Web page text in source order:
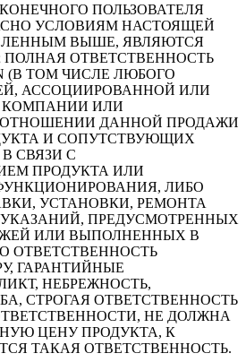
ПОЛЬЗОВАТЕЛЯ
УСЛОВИЯМ НАСТОЯЩЕЙ
ВЫШЕ, ЯВЛЯЮТСЯ
ОТВЕТСТВЕННОСТЬ
(В ТОМ ЧИСЛЕ ЛЮБОГО
АССОЦИИРОВАННОЙ ИЛИ
ИЛИ
ОТНОШЕНИИ ДАННОЙ ПРОДАЖИ
И СОПУТСТВУЮЩИХ
СВЯЗИ С
ПРОДУКТА ИЛИ
ЛИБО
УСТАНОВКИ, РЕМОНТА
ПРЕДУСМОТРЕННЫХ
ИЛИ ВЫПОЛНЕННЫХ В
ОТВЕТСТВЕННОСТЬ
ГАРАНТИЙНЫЕ
НЕБРЕЖНОСТЬ,
СТРОГАЯ ОТВЕТСТВЕННОСТЬ
НЕ ДОЛЖНА
ЦЕНУ ПРОДУКТА, К
ТАКАЯ ОТВЕТСТВЕННОСТЬ.